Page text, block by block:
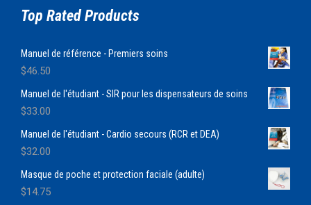
Top Rated Products
Manuel de référence - Premiers soins
$46.50
Manuel de l'étudiant - SIR pour les dispensateurs de soins
$33.00
Manuel de l'étudiant - Cardio secours (RCR et DEA)
$32.00
Masque de poche et protection faciale (adulte)
$14.75